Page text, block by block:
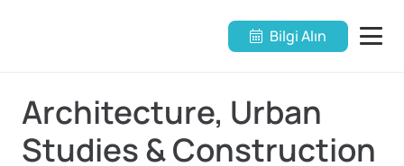
Bilgi Alın
Architecture, Urban
Studies & Construction